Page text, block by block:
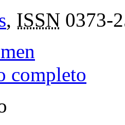
, ISSN 0373-
completo